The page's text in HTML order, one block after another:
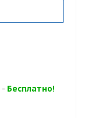
- Бесплатно!